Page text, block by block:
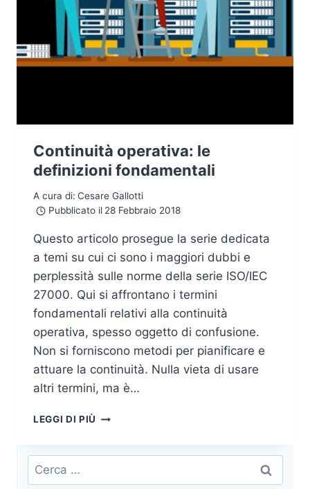
Continuità operativa: le
definizioni fondamentali
A cura di: Cesare Gallotti
Pubblicato il 28 Febbraio 2018
Questo articolo prosegue la serie dedicata
a temi su cui ci sono i maggiori dubbi e
perplessità sulle norme della serie ISO/IEC
27000. Qui si affrontano i termini
fondamentali relativi alla continuità
operativa, spesso oggetto di confusione.
Non si forniscono metodi per pianificare e
attuare la continuità. Nulla vieta di usare
altri termini, ma è…
LEGGI DI PIÙ CONTINUITÀ
DEFINIZIONI
Ricerca
per: